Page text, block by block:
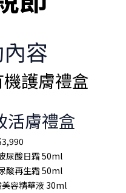
容
護膚禮盒
活膚禮盒
尿酸日霜 50ml
酸再生霜 50ml
容精華液 30ml